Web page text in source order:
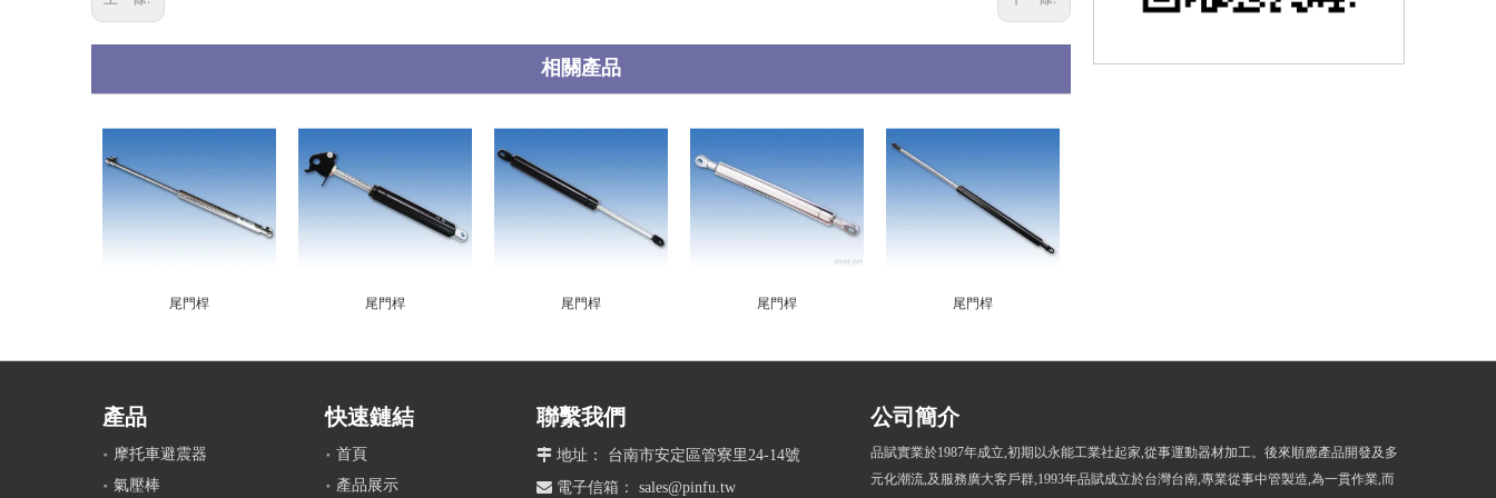
相關產品
尾門桿 尾門桿 尾門桿 尾門桿 尾門桿
產品
摩托車避震器
氣壓棒
快速鏈結
首頁
產品展示
聯繫我們
 地址： 台南市安定區管寮里24-14號
 電子信箱： sales@pinfu.tw
公司簡介
品賦實業於1987年成立,初期以永能工業社起家,從事運動器材加工。後來順應產品開發及多
元化潮流,及服務廣大客戶群,1993年品賦成立於台灣台南,專業從事中管製造,為一貫作業,而